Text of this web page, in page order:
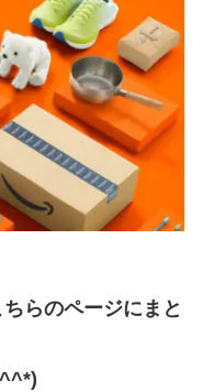
らのページにまと